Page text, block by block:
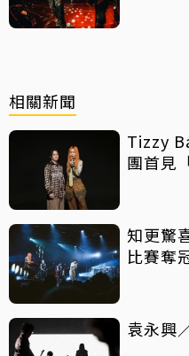
相關新聞
Tizzy
團首見
知更驚
比賽奪
袁永興